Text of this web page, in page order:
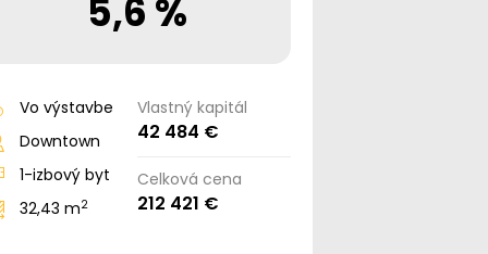
5,6 %
Vo výstavbe
Downtown
1-izbový byt
32,43 m2
Vlastný kapitál
42 484 €
Celková cena
212 421 €